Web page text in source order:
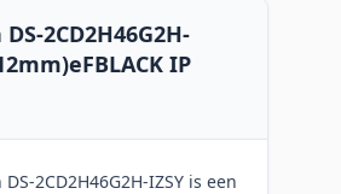
2CD2H46G2H-
IP
2CD2H46G2H-IZSY is een